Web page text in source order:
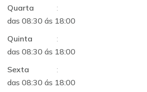
Quarta
:
das 08:30 ás 18:00
Quinta
:
das 08:30 ás 18:00
Sexta
:
das 08:30 ás 18:00